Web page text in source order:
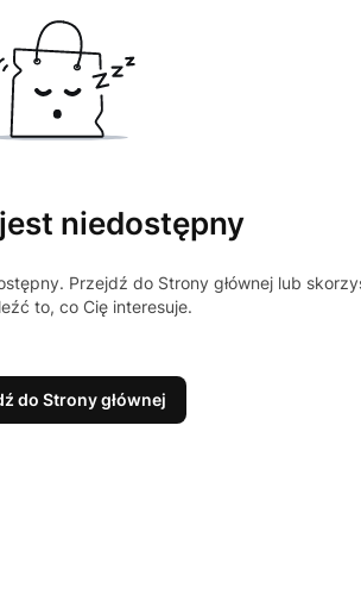
niedostępny
Przejdź do Strony głównej lub
to, co Cię interesuje.
do Strony głównej